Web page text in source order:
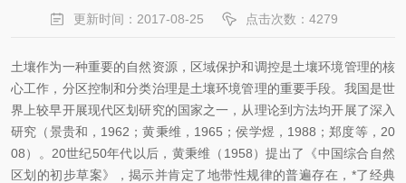
更新时间：2017-08-25 点击次数：4279
土壤作为一种重要的自然资源，区域保护和调控是土壤环境管理的核
心工作，分区控制和分类治理是土壤环境管理的重要手段。我国是世
界上较早开展现代区划研究的国家之一，从理论到方法均开展了深入
研究（景贵和，1962；黄秉维，1965；侯学煜，1988；郑度等，20
08）。20世纪50年代以后，黄秉维（1958）提出了《中国综合自然
区划的初步草案》，揭示并肯定了地带性规律的普遍存在，*了经典